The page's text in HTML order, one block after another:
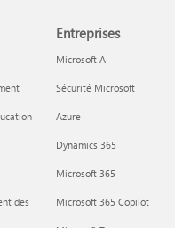
des
Entreprises
Microsoft AI
Sécurité Microsoft
Azure
Dynamics 365
Microsoft 365
Microsoft 365 Copilot